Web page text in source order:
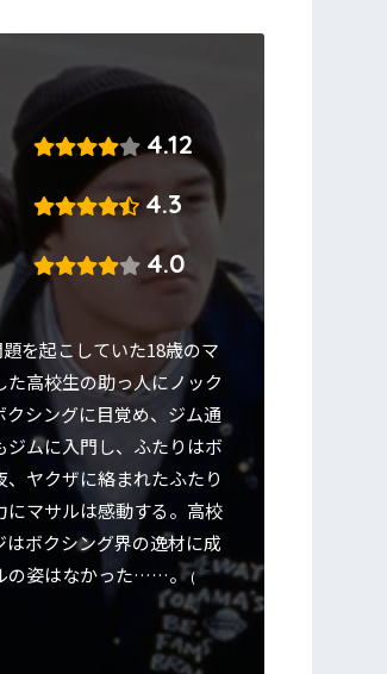
4.12
4.3
4.0
を起こしていた18歳のマ
高校生の助っ人にノック
シングに目覚め、ジム通
ムに入門し、ふたりはボ
ヤクザに絡まれたふたり
にマサルは感動する。高校
ボクシング界の逸材に成
の姿はなかった……。(